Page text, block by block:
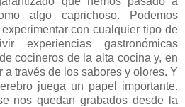
algo caprichoso. Podemos
con cualquier tipo de
experiencias gastronómicas
cocineros de la alta cocina y, en
través de los sabores y olores. Y
juega un papel importante.
nos quedan grabados desde la